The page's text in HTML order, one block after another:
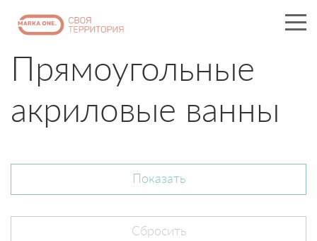
Прямоугольные
акриловые ванны